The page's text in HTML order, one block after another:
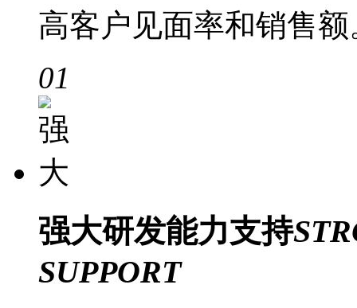
高客户见面率和销售额
01
强大研发能力支持
SUPPORT